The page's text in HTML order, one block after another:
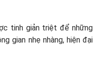
tinh giản triệt để những
gian nhẹ nhàng, hiện đại